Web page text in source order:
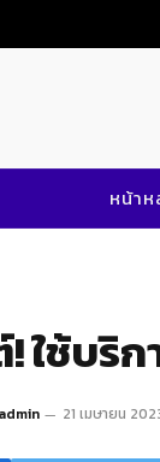
หน้า
ใช้บริ
21 เมษายน